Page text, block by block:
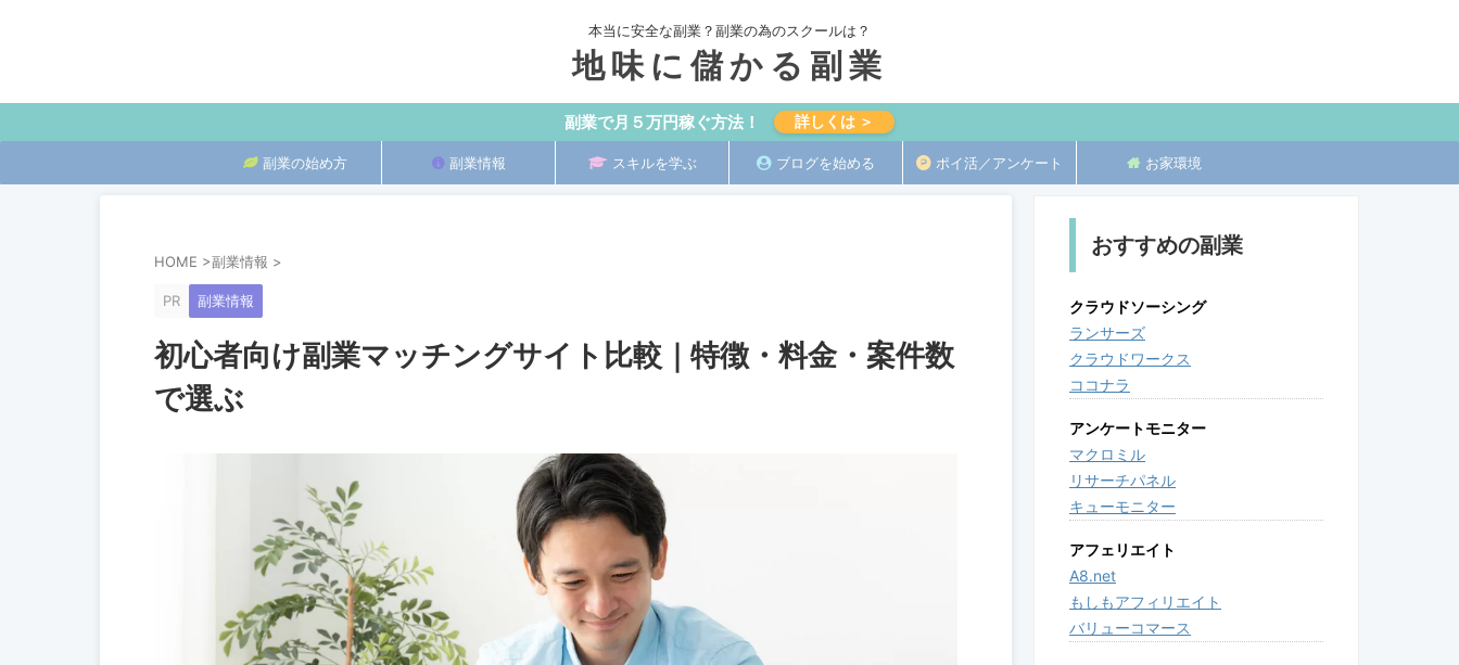
本当に安全な副業？副業の為のスクールは？
地味に儲かる副業
副業で月５万円稼ぐ方法！ 詳しくは ＞
副業の始め方 副業情報 スキルを学ぶ ブログを始める ポイ活／アンケート お家環境
HOME >副業情報 >
PR 副業情報
初心者向け副業マッチングサイト比較｜特徴・料金・案件数
で選ぶ
おすすめの副業
クラウドソーシング
ランサーズ
クラウドワークス
ココナラ
アンケートモニター
マクロミル
リサーチパネル
キューモニター
アフェリエイト
A8.net
もしもアフィリエイト
バリューコマース